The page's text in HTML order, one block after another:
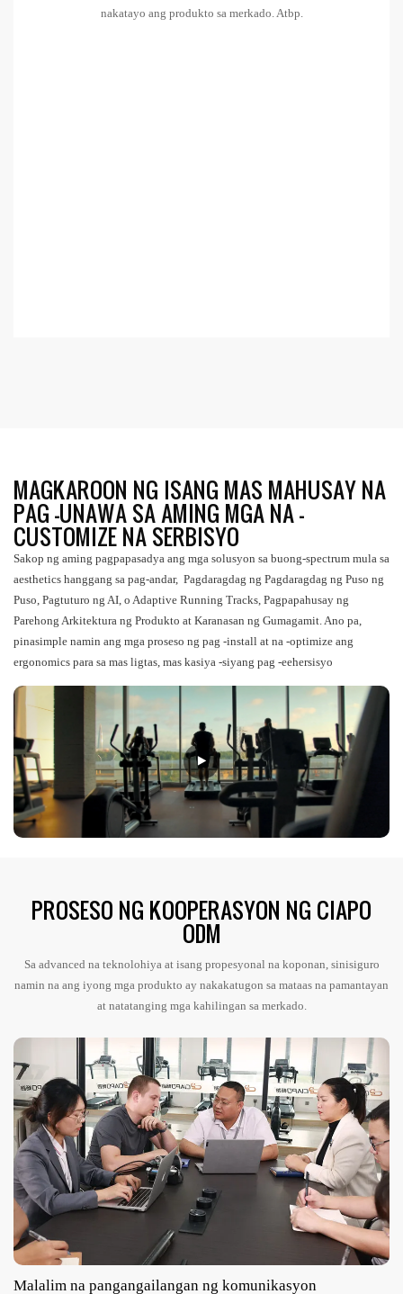
nakatayo ang produkto sa merkado. Atbp.
MAGKAROON NG ISANG MAS MAHUSAY NA
PAG -UNAWA SA AMING MGA NA -
CUSTOMIZE NA SERBISYO
Sakop ng aming pagpapasadya ang mga solusyon sa buong-spectrum mula sa
aesthetics hanggang sa pag-andar, Pagdaragdag ng Pagdaragdag ng Puso ng
Puso, Pagtuturo ng AI, o Adaptive Running Tracks, Pagpapahusay ng
Parehong Arkitektura ng Produkto at Karanasan ng Gumagamit. Ano pa,
pinasimple namin ang mga proseso ng pag -install at na -optimize ang
ergonomics para sa mas ligtas, mas kasiya -siyang pag -eehersisyo
PROSESO NG KOOPERASYON NG CIAPO
ODM
Sa advanced na teknolohiya at isang propesyonal na koponan, sinisiguro
namin na ang iyong mga produkto ay nakakatugon sa mataas na pamantayan
at natatanging mga kahilingan sa merkado.
Malalim na pangangailangan ng komunikasyon